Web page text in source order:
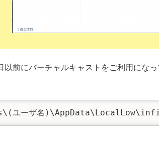
以前にバーチャルキャストをご利用にな
ユーザ名